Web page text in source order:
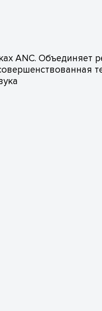
ANC. Объединяет